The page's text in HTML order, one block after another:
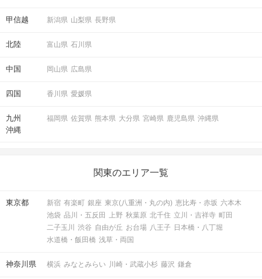
甲信越 新潟県 山梨県 長野県
北陸 富山県 石川県
中国 岡山県 広島県
四国 香川県 愛媛県
九州
沖縄
福岡県 佐賀県 熊本県 大分県 宮崎県 鹿児島県 沖縄県
関東のエリア一覧
東京都 新宿 有楽町 銀座 東京(八重洲・丸の内) 恵比寿・赤坂 六本木
池袋 品川・五反田 上野 秋葉原 北千住 立川・吉祥寺 町田
二子玉川
渋谷 自由が丘 お台場 八王子 日本橋・八丁堀
水道橋・飯田橋 浅草・両国
神奈川県 横浜 みなとみらい 川崎・武蔵小杉 藤沢 鎌倉